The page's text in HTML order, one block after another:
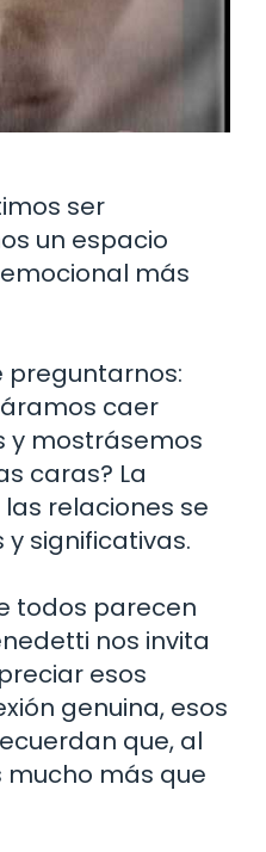
ser
un espacio
más
preguntarnos:
caer
y mostrásemos
caras? La
relaciones se
significativas.
todos parecen
nos invita
esos
genuina, esos
que, al
mucho más que